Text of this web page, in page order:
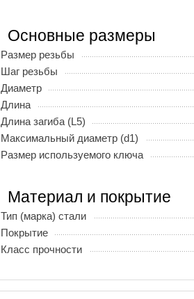
Основные размеры
Размер резьбы
Шаг резьбы
Диаметр
Длина
Длина загиба (L5)
Максимальный диаметр (d1)
Размер используемого ключа
Материал и покрытие
Тип (марка) стали
Покрытие
Класс прочности